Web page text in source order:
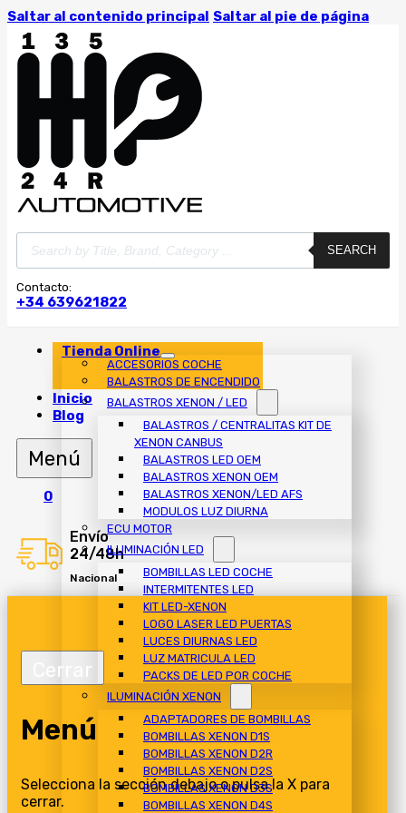
Saltar al contenido principal Saltar al pie de página
Búsqueda
de
productos
SEARCH
Contacto:
+34 639621822
Tienda Online
ACCESORIOS COCHE
BALASTROS DE ENCENDIDO
BALASTROS XENON / LED
BALASTROS / CENTRALITAS KIT DE
XENON CANBUS
BALASTROS LED OEM
BALASTROS XENON OEM
BALASTROS XENON/LED AFS
MODULOS LUZ DIURNA
ECU MOTOR
ILUMINACIÓN LED
BOMBILLAS LED COCHE
INTERMITENTES LED
KIT LED-XENON
LOGO LASER LED PUERTAS
LUCES DIURNAS LED
LUZ MATRICULA LED
PACKS DE LED POR COCHE
ILUMINACIÓN XENON
ADAPTADORES DE BOMBILLAS
BOMBILLAS XENON D1S
BOMBILLAS XENON D2R
BOMBILLAS XENON D2S
BOMBILLAS XENON D3S
BOMBILLAS XENON D4S
Inicio
Blog
0
Envío
24/48h
Nacional
Menú
Selecciona la sección debajo o pulsa la X para
cerrar.